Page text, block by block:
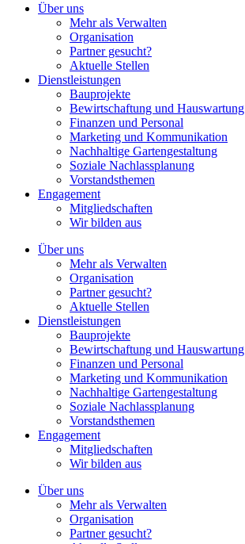
Über uns
Mehr als Verwalten
Organisation
Partner gesucht?
Aktuelle Stellen
Dienstleistungen
Bauprojekte
Bewirtschaftung und Hauswartung
Finanzen und Personal
Marketing und Kommunikation
Nachhaltige Gartengestaltung
Soziale Nachlassplanung
Vorstandsthemen
Engagement
Mitgliedschaften
Wir bilden aus
Über uns
Mehr als Verwalten
Organisation
Partner gesucht?
Aktuelle Stellen
Dienstleistungen
Bauprojekte
Bewirtschaftung und Hauswartung
Finanzen und Personal
Marketing und Kommunikation
Nachhaltige Gartengestaltung
Soziale Nachlassplanung
Vorstandsthemen
Engagement
Mitgliedschaften
Wir bilden aus
Über uns
Mehr als Verwalten
Organisation
Partner gesucht?